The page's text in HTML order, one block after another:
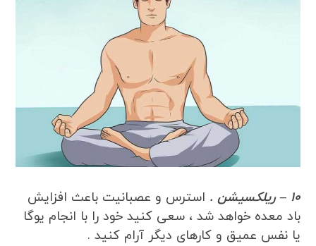
10 – ریلکسیشن .
استرس و عصبانیت باعث افزایش
باد معده خواهد شد ، سعی کنید خود را با انجام یوگا
یا نفس عمیق و کارهای دیگر آرام کنید .